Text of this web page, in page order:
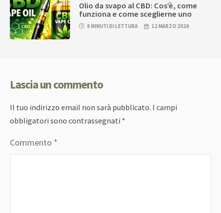
Olio da svapo al CBD: Cos’è, come
funziona e come sceglierne uno
8 MINUTI DI LETTURA 12 MARZO 2026
Lascia un commento
Il tuo indirizzo email non sarà pubblicato. I campi
obbligatori sono contrassegnati *
Commento *